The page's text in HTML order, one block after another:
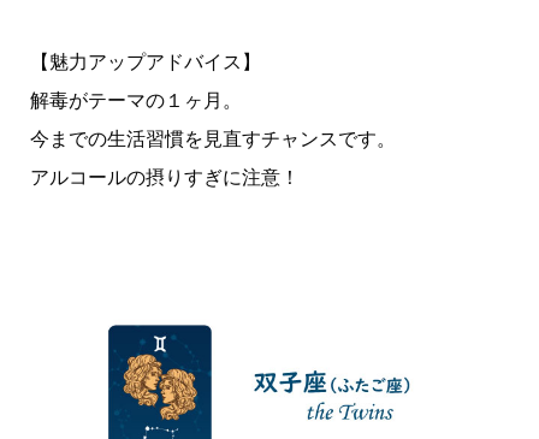
【魅力アップアドバイス】
解毒がテーマの１ヶ月。
今までの生活習慣を見直すチャンスです。
アルコールの摂りすぎに注意！